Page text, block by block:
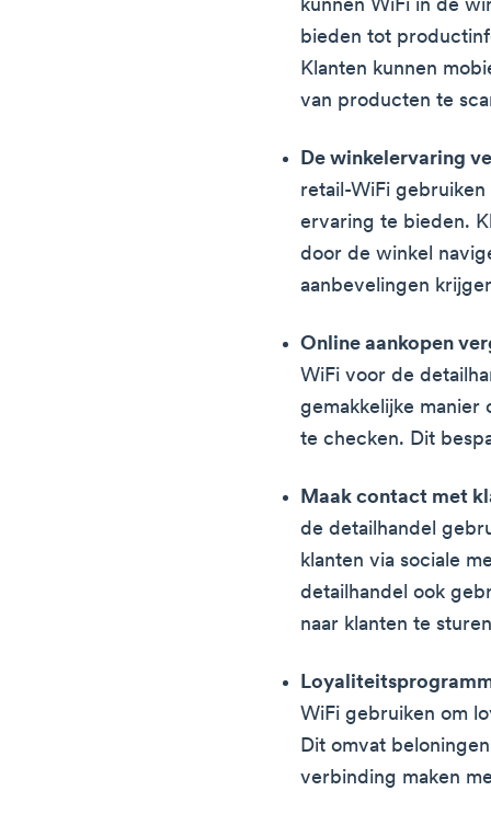
kunnen WiFi in de
bieden tot
Klanten kunnen
van producten te
De winkelervaring
retail-WiFi
ervaring te bieden.
door de winkel
aanbevelingen
Online aankopen
WiFi voor de
gemakkelijke manier
te checken. Dit
Maak contact met
de detailhandel
klanten via sociale
detailhandel ook
naar klanten te
WiFi gebruiken om
Dit omvat
verbinding maken